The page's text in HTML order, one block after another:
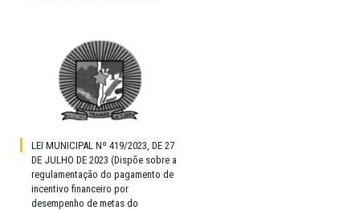
LEI MUNICIPAL Nº 419/2023, DE 27
DE JULHO DE 2023 (Dispõe sobre a
regulamentação do pagamento de
incentivo financeiro por
desempenho de metas do